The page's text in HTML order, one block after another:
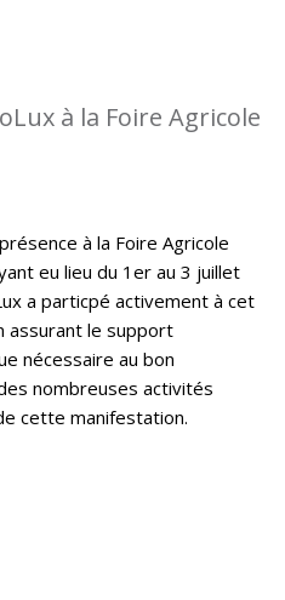
à la Foire Agricole
à la Foire Agricole
eu lieu du 1er au 3 juillet
a particpé activement à cet
assurant le support
nécessaire au bon
nombreuses activités
cette manifestation.